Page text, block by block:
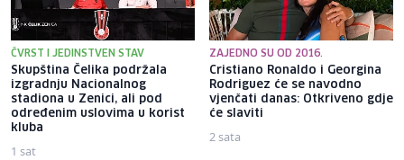
ČVRST I JEDINSTVEN STAV
Skupština Čelika podržala
izgradnju Nacionalnog
stadiona u Zenici, ali pod
određenim uslovima u korist
kluba
1 sat
ZAJEDNO SU OD 2016.
Cristiano Ronaldo i Georgina
Rodriguez će se navodno
vjenčati danas: Otkriveno gdje
će slaviti
2 sata